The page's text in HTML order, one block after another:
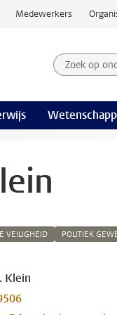
Medewerkers
Zoek op
Zoekterm
VEILIGHEID POLITIEK
Klein